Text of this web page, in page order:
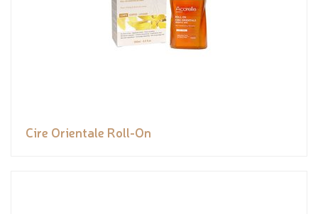
Cire Orientale Roll-On